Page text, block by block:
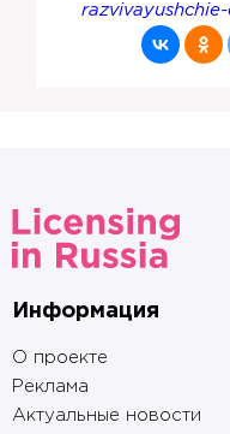
Информация
О проекте
Реклама
Актуальные новости